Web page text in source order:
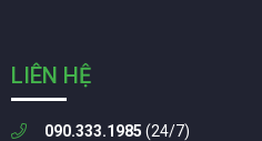
LIÊN HỆ
090.333.1985 (24/7)